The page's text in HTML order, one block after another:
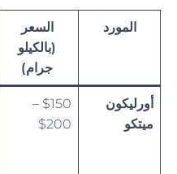
المورد
السعر
(بالكيلو
جرام)
أورليكون
ميتكو
$150 –
$200